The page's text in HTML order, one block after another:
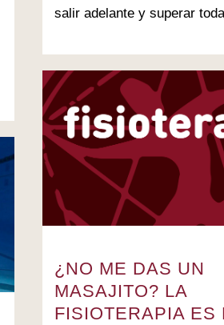
salir adelante y superar
¿NO ME DAS UN
MASAJITO? LA
FISIOTERAPIA ES